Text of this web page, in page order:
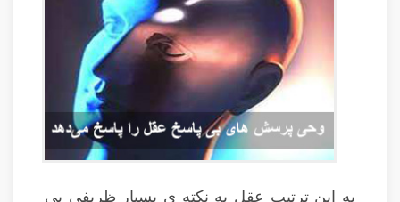
به این ترتیب عقل به نکته ی بسیار ظریفی پی